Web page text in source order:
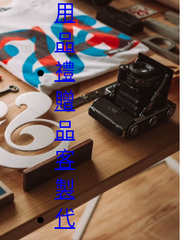
用
品
禮
贈
品
客
製
代